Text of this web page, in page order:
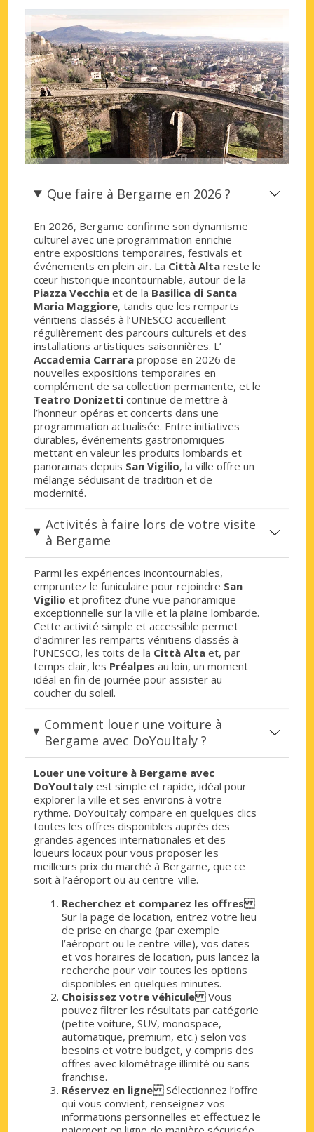
Que faire à Bergame en 2026 ?
En 2026, Bergame confirme son dynamisme
culturel avec une programmation enrichie
entre expositions temporaires, festivals et
événements en plein air. La Città Alta reste le
cœur historique incontournable, autour de la
Piazza Vecchia et de la Basilica di Santa
Maria Maggiore, tandis que les remparts
vénitiens classés à l’UNESCO accueillent
régulièrement des parcours culturels et des
installations artistiques saisonnières. L’
Accademia Carrara propose en 2026 de
nouvelles expositions temporaires en
complément de sa collection permanente, et le
Teatro Donizetti continue de mettre à
l’honneur opéras et concerts dans une
programmation actualisée. Entre initiatives
durables, événements gastronomiques
mettant en valeur les produits lombards et
panoramas depuis San Vigilio, la ville offre un
mélange séduisant de tradition et de
modernité.
Activités à faire lors de votre visite
à Bergame
Parmi les expériences incontournables,
empruntez le funiculaire pour rejoindre San
Vigilio et profitez d’une vue panoramique
exceptionnelle sur la ville et la plaine lombarde.
Cette activité simple et accessible permet
d’admirer les remparts vénitiens classés à
l’UNESCO, les toits de la Città Alta et, par
temps clair, les Préalpes au loin, un moment
idéal en fin de journée pour assister au
coucher du soleil.
Comment louer une voiture à
Bergame avec DoYouItaly ?
Louer une voiture à Bergame avec
DoYouItaly est simple et rapide, idéal pour
explorer la ville et ses environs à votre
rythme. DoYouItaly compare en quelques clics
toutes les offres disponibles auprès des
grandes agences internationales et des
loueurs locaux pour vous proposer les
meilleurs prix du marché à Bergame, que ce
soit à l’aéroport ou au centre-ville.
Recherchez et comparez les offres
Sur la page de location, entrez votre lieu
de prise en charge (par exemple
l’aéroport ou le centre-ville), vos dates
et vos horaires de location, puis lancez la
recherche pour voir toutes les options
disponibles en quelques minutes.
Choisissez votre véhiculeVous
pouvez filtrer les résultats par catégorie
(petite voiture, SUV, monospace,
automatique, premium, etc.) selon vos
besoins et votre budget, y compris des
offres avec kilométrage illimité ou sans
franchise.
Réservez en ligneSélectionnez l’offre
qui vous convient, renseignez vos
informations personnelles et effectuez le